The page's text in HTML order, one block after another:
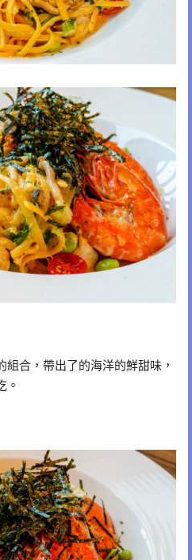
合，帶出了的海洋的鮮甜味，
。